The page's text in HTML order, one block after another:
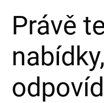
Právě